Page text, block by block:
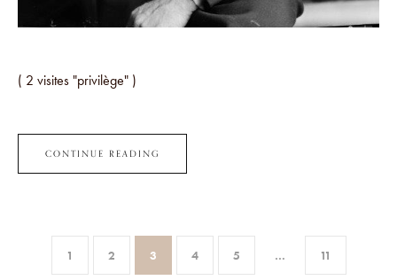
( 2 visites "privilège" )
CONTINUE READING
1 2 3 4 5 … 11